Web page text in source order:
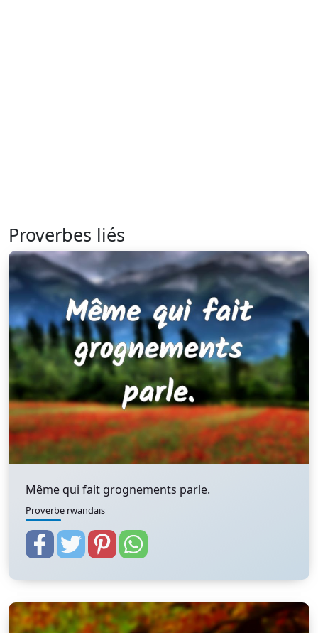
Proverbes liés
Même qui fait grognements parle.
Proverbe rwandais